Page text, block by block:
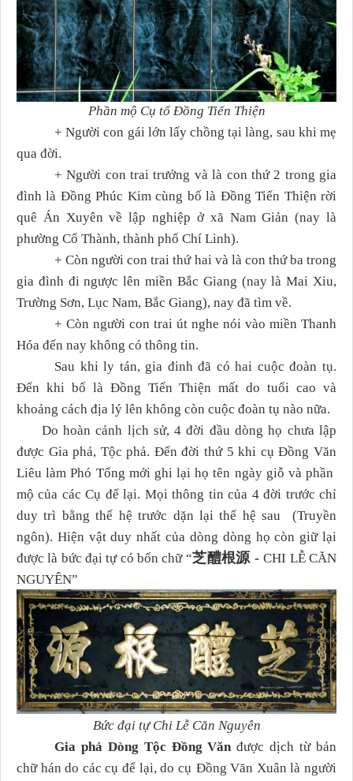
Phần mộ Cụ tổ Đồng Tiến Thiện
+ Người con gái lớn lấy chồng tại làng, sau khi mẹ
qua đời.
+ Người con trai trưởng và là con thứ 2 trong gia
đình là Đồng Phúc Kim cùng bố là Đồng Tiến Thiện rời
quê Án Xuyên về lập nghiệp ở xã Nam Giản (nay là
phường Cổ Thành, thành phố Chí Linh).
+ Còn người con trai thứ hai và là con thứ ba trong
gia đình đi ngược lên miền Bắc Giang (nay là Mai Xiu,
Trường Sơn, Lục Nam, Bắc Giang), nay đã tìm về.
+ Còn người con trai út nghe nói vào miền Thanh
Hóa đến nay không có thông tin.
Sau khi ly tán, gia đinh đã có hai cuộc đoàn tụ.
Đến khi bố là Đồng Tiến Thiện mất do tuổi cao và
khoảng cách địa lý lên không còn cuộc đoàn tụ nào nữa.
Do hoàn cảnh lịch sử, 4 đời đầu dòng họ chưa lập
được Gia phả, Tộc phả. Đến đời thứ 5 khi cụ Đồng Văn
Liêu làm Phó Tổng mới ghi lại họ tên ngày giỗ và phần
mộ của các Cụ để lại. Mọi thông tin của 4 đời trước chỉ
duy trì bằng thế hệ trước dặn lại thế hệ sau (Truyền
ngôn). Hiện vật duy nhất của dòng dòng họ còn giữ lại
được là bức đại tự có bốn chữ “芝醴根源-CHI LỄ CĂN
NGUYÊN”
Bức đại tự Chi Lễ Căn Nguyên
Gia phả Dòng Tộc Đồng Văn được dịch từ bản
chữ hán do các cụ để lại, do cụ Đồng Văn Xuân là người